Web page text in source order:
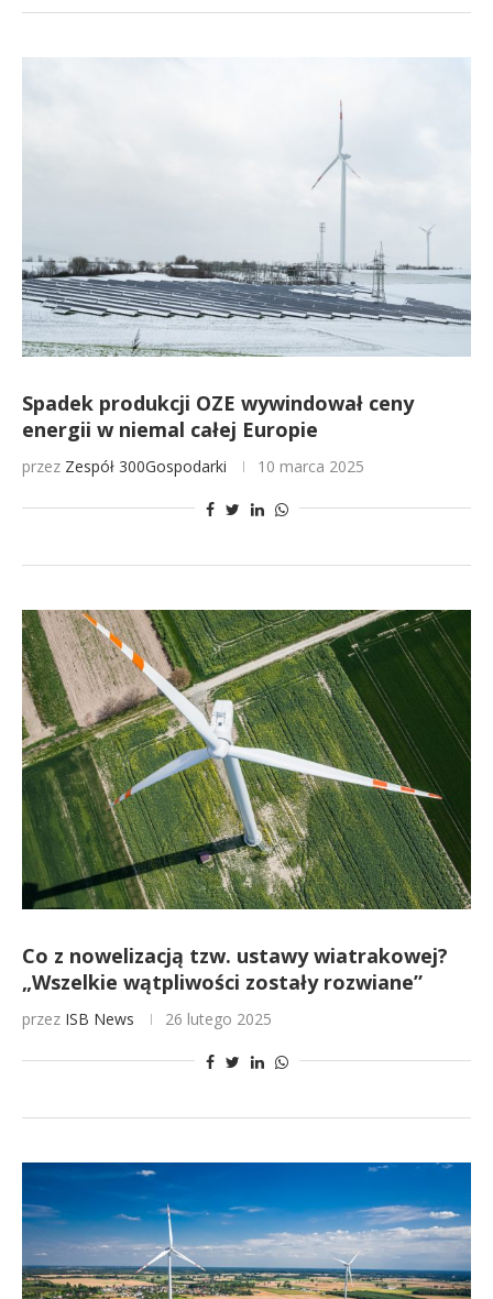
Spadek produkcji OZE wywindował ceny
energii w niemal całej Europie
przez Zespół 300Gospodarki 10 marca 2025
Co z nowelizacją tzw. ustawy wiatrakowej?
„Wszelkie wątpliwości zostały rozwiane”
przez ISB News 26 lutego 2025